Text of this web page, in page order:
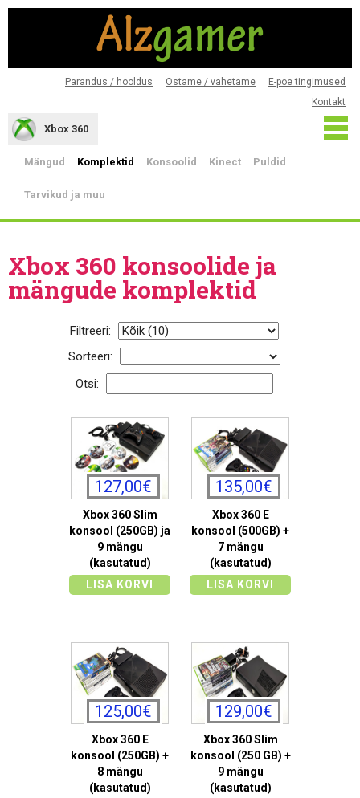
Parandus / hooldus Ostame / vahetame
E-poe tingimused
Kontakt
Xbox 360
Mängud Komplektid Konsoolid Kinect Puldid
Tarvikud ja muu
Xbox 360 konsoolide ja
mängude komplektid
Filtreeri:
Sorteeri:
Otsi:
127,00€
Xbox 360 Slim
konsool (250GB) ja
9 mängu
(kasutatud)
LISA KORVI
135,00€
Xbox 360 E
konsool (500GB) +
7 mängu
(kasutatud)
LISA KORVI
125,00€
Xbox 360 E
konsool (250GB) +
8 mängu
(kasutatud)
129,00€
Xbox 360 Slim
konsool (250 GB) +
9 mängu
(kasutatud)